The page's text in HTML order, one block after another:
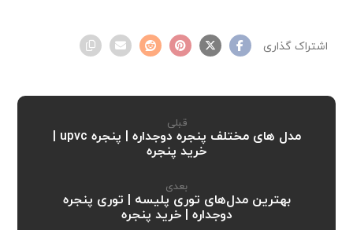
قبلی
خرید پنجره
بعدی
بهترین مدل‌های توری پلیسه | توری پنجره
دوجداره | خرید پنجره